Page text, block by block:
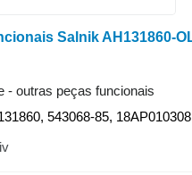
- outras peças funcionais
543068-85, 18AP010308